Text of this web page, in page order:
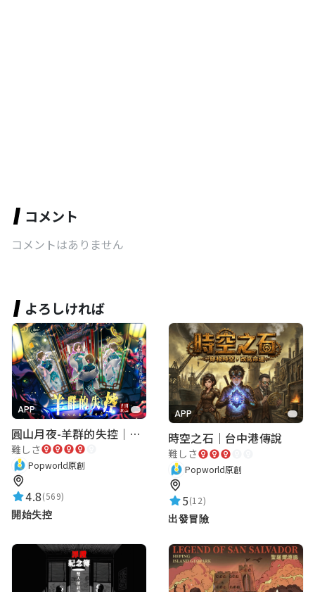
コメント
コメントはありません
よろしければ
APP
圓山月夜-羊群的失控｜圓山飯店 ARG實境解謎遊戲
難しさ
Popworld原創
4.8(569)
開始失控
APP
時空之石｜台中港傳說
難しさ
Popworld原創
5(12)
出發冒險